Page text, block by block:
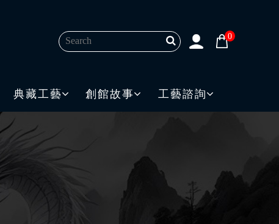
0
典藏工藝 創館故事 工藝諮詢